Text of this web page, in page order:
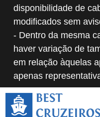
disponibilidade de
modificados sem
- Dentro da mesma
haver variação de
em relação àquelas
apenas